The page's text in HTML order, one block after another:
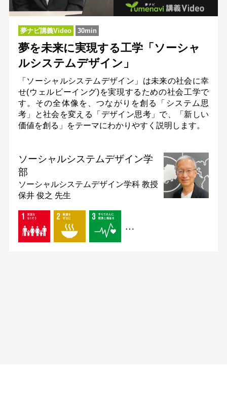
夢ナビ講義Video 30min
夢を未来に実現する工学「ソーシャ
ルシステムデザイン」
「ソーシャルシステムデザイン」は未来の社会に幸
せ(ウェルビーイング)を実現するための社会工学で
す。その全体像を、つながりを創る「システム思
考」と社会を変える「デザイン思考」で、「新しい
価値を創る」をテーマにわかりやすく説明します。
ソーシャルシステムデザイン学
部
ソーシャルシステムデザイン学科 教授
保井 俊之 先生
…